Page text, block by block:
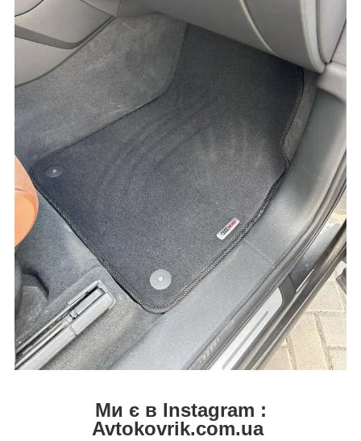
Ми є в Instagram :
Avtokovrik.com.ua